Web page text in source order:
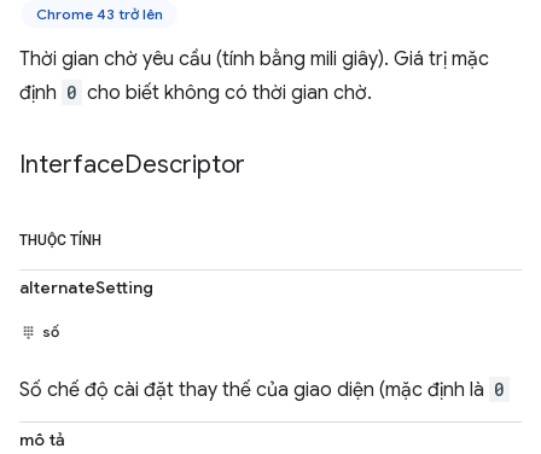
Chrome 43 trở lên
Thời gian chờ yêu cầu (tính bằng mili giây). Giá trị mặc
định 0 cho biết không có thời gian chờ.
InterfaceDescriptor
THUỘC TÍNH
alternateSetting
số
Số chế độ cài đặt thay thế của giao diện (mặc định là 0
mô tả